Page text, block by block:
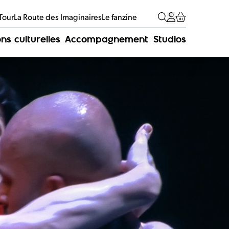
La Route des ImaginairesLe fanzine
culturelles Accompagnement Studios